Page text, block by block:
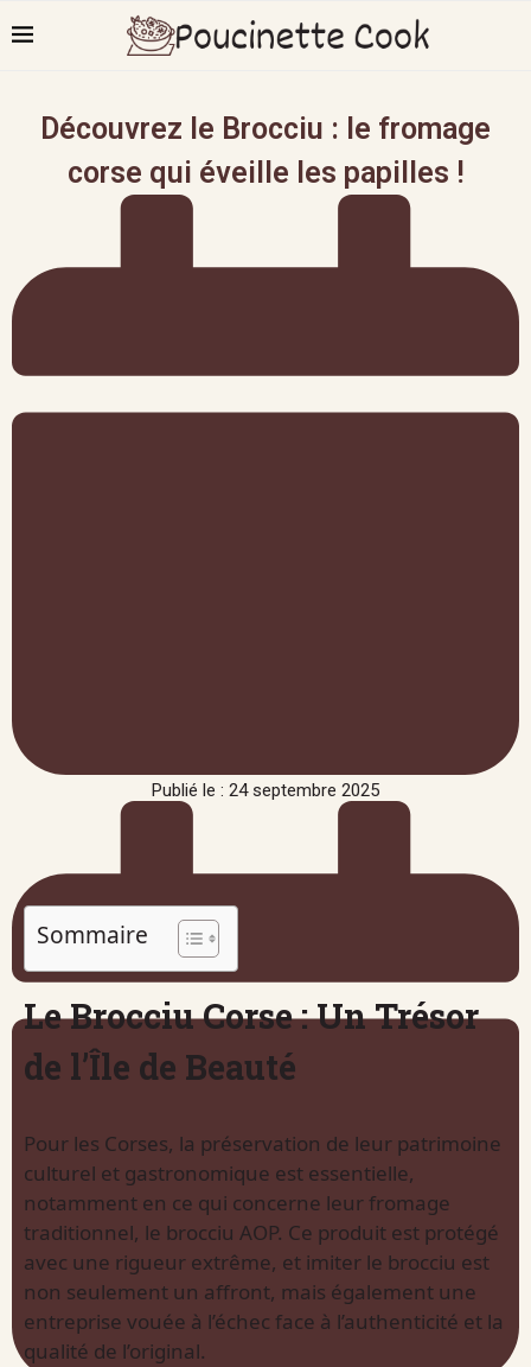
Découvrez le Brocciu : le fromage
corse qui éveille les papilles !
Publié le : 24 septembre 2025
Sommaire
Le Brocciu Corse : Un Trésor
de l’Île de Beauté
Pour les Corses, la préservation de leur patrimoine
culturel et gastronomique est essentielle,
notamment en ce qui concerne leur fromage
traditionnel, le brocciu AOP. Ce produit est protégé
avec une rigueur extrême, et imiter le brocciu est
non seulement un affront, mais également une
entreprise vouée à l’échec face à l’authenticité et la
qualité de l’original.